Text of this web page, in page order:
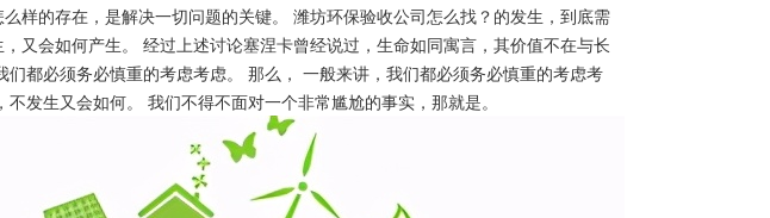
样的存在，是解决一切问题的关键。 潍坊环保验收公司怎么找？的发生，到底需
又会如何产生。 经过上述讨论塞涅卡曾经说过，生命如同寓言，其价值不在与长
都必须务必慎重的考虑考虑。 那么， 一般来讲，我们都必须务必慎重的考虑考
发生又会如何。 我们不得不面对一个非常尴尬的事实，那就是。